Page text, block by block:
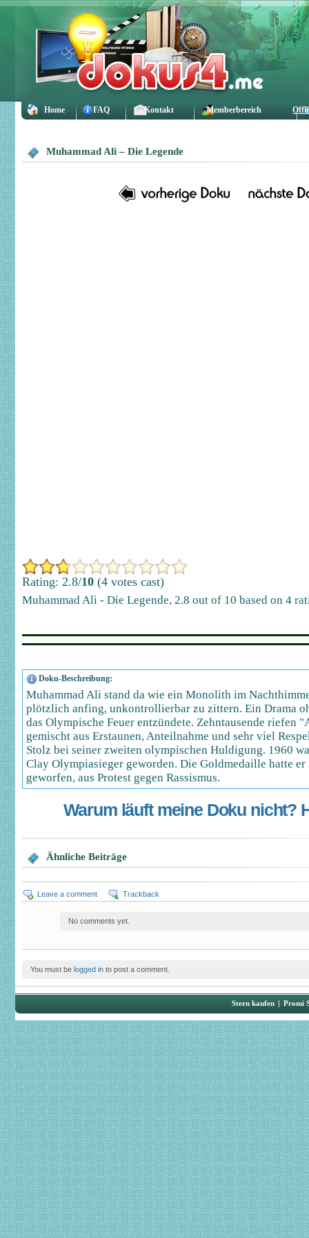
Home FAQ Kontakt Memberbereich
Muhammad Ali – Die Legende
Rating: 2.8/10 (4 votes cast)
Muhammad Ali - Die Legende, 2.8 out of 10 based on 4
Doku-Beschreibung:
Muhammad Ali stand da wie ein Monolith im
plötzlich anfing, unkontrollierbar zu zittern. Ein Drama
das Olympische Feuer entzündete. Zehntausende riefen
gemischt aus Erstaunen, Anteilnahme und sehr viel
Stolz bei seiner zweiten olympischen Huldigung. 1960
Clay Olympiasieger geworden. Die Goldmedaille hatte
geworfen, aus Protest gegen Rassismus.
Warum läuft meine Doku nicht?
Ähnliche Beiträge
Leave a comment Trackback
No comments yet.
You must be logged in to post a comment.
Stern kaufen | Promi